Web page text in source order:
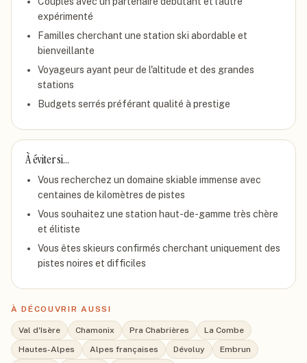
expérimenté
Familles cherchant une station ski abordable et
bienveillante
Voyageurs ayant peur de l'altitude et des grandes
stations
Budgets serrés préférant qualité à prestige
À éviter si…
Vous recherchez un domaine skiable immense avec
centaines de kilomètres de pistes
Vous souhaitez une station haut-de-gamme très chère
et élitiste
Vous êtes skieurs confirmés cherchant uniquement des
pistes noires et difficiles
À DÉCOUVRIR AUSSI
Val d'Isère Chamonix Pra Chabrières
La Combe
Hautes-Alpes
Alpes françaises Dévoluy
Embrun